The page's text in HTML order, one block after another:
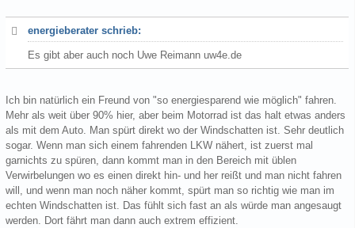
energieberater schrieb:
Es gibt aber auch noch Uwe Reimann uw4e.de
Ich bin natürlich ein Freund von "so energiesparend wie möglich" fahren.
Mehr als weit über 90% hier, aber beim Motorrad ist das halt etwas anders
als mit dem Auto. Man spürt direkt wo der Windschatten ist. Sehr deutlich
sogar. Wenn man sich einem fahrenden LKW nähert, ist zuerst mal
garnichts zu spüren, dann kommt man in den Bereich mit üblen
Verwirbelungen wo es einen direkt hin- und her reißt und man nicht fahren
will, und wenn man noch näher kommt, spürt man so richtig wie man im
echten Windschatten ist. Das fühlt sich fast an als würde man angesaugt
werden. Dort fährt man dann auch extrem effizient.